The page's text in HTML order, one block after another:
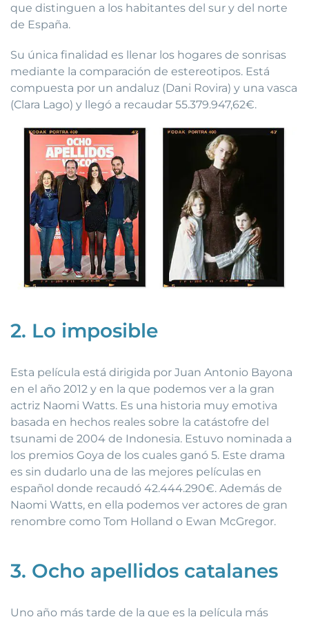
que distinguen a los habitantes del sur y del norte
de España.
Su única finalidad es llenar los hogares de sonrisas
mediante la comparación de estereotipos. Está
compuesta por un andaluz (Dani Rovira) y una vasca
(Clara Lago) y llegó a recaudar 55.379.947,62€.
2. Lo imposible
Esta película está dirigida por Juan Antonio Bayona
en el año 2012 y en la que podemos ver a la gran
actriz Naomi Watts. Es una historia muy emotiva
basada en hechos reales sobre la catástofre del
tsunami de 2004 de Indonesia. Estuvo nominada a
los premios Goya de los cuales ganó 5. Este drama
es sin dudarlo una de las mejores películas en
español donde recaudó 42.444.290€. Además de
Naomi Watts, en ella podemos ver actores de gran
renombre como Tom Holland o Ewan McGregor.
3. Ocho apellidos catalanes
Uno año más tarde de la que es la película más